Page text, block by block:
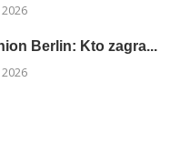
Berlin: Kto zagra...